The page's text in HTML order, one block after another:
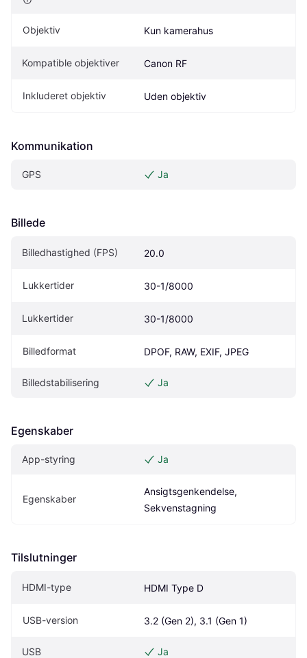
Objektiv Kun kamerahus
Kompatible objektiver Canon RF
Inkluderet objektiv Uden objektiv
Kommunikation
GPS Ja
Billede
Billedhastighed (FPS) 20.0
Lukkertider 30-1/8000
Lukkertider 30-1/8000
Billedformat DPOF, RAW, EXIF, JPEG
Billedstabilisering Ja
Egenskaber
App-styring Ja
Egenskaber
Ansigtsgenkendelse,
Sekvenstagning
Tilslutninger
HDMI-type HDMI Type D
USB-version 3.2 (Gen 2), 3.1 (Gen 1)
USB Ja